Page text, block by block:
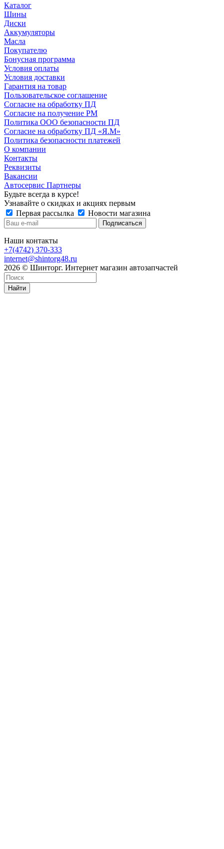
Каталог
Шины
Диски
Аккумуляторы
Масла
Покупателю
Бонусная программа
Условия оплаты
Условия доставки
Гарантия на товар
Пользовательское соглашение
Согласие на обработку ПД
Согласие на получение РМ
Политика ООО безопасности ПД
Согласие на обработку ПД «Я.М»
Политика безопасности платежей
О компании
Контакты
Реквизиты
Вакансии
Автосервис Партнеры
Будьте всегда в курсе!
Узнавайте о скидках и акциях первым
Первая рассылка
Новости магазина
Наши контакты
+7(4742) 370-333
internet@shintorg48.ru
2026 © Шинторг. Интернет магазин автозапчастей
Найти